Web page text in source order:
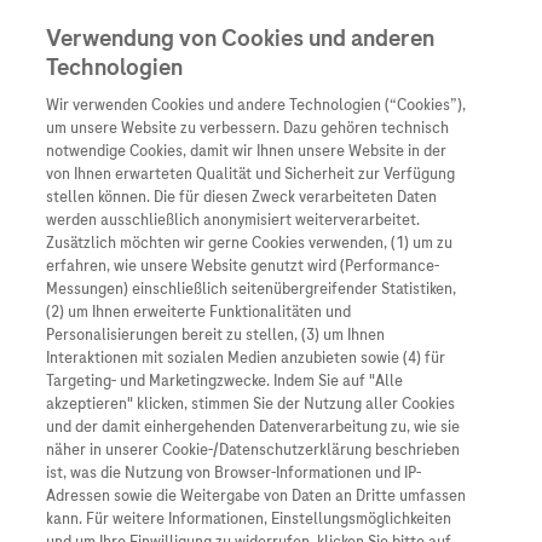
Unternehmen
Übersicht
Wer wir sind
Was uns antreibt
Unsere Standorte
Roche Stories
Events
Innovation
Übersicht
Forschung
Personalisierte
Digitalisierung
Blog Zukunftslabor
Übersicht
Unser Service für
Informationen zu
Diagnostik ist
Klinische Studien
Arzneimittel
Übersicht
Arzneimittel A-Z
Roche Pipeline
Roche Fachportal
Diagnostik
Kontakt
Presse
Karriere
Verwendung von Cookies und anderen
Technologien
Wir verwenden Cookies und andere Technologien (“Cookies”),
um unsere Website zu verbessern. Dazu gehören technisch
notwendige Cookies, damit wir Ihnen unsere Website in der
von Ihnen erwarteten Qualität und Sicherheit zur Verfügung
stellen können. Die für diesen Zweck verarbeiteten Daten
werden ausschließlich anonymisiert weiterverarbeitet.
Zusätzlich möchten wir gerne Cookies verwenden, (1) um zu
erfahren, wie unsere Website genutzt wird (Performance-
Messungen) einschließlich seitenübergreifender Statistiken,
(2) um Ihnen erweiterte Funktionalitäten und
Personalisierungen bereit zu stellen, (3) um Ihnen
Interaktionen mit sozialen Medien anzubieten sowie (4) für
Targeting- und Marketingzwecke. Indem Sie auf "Alle
akzeptieren" klicken, stimmen Sie der Nutzung aller Cookies
und der damit einhergehenden Datenverarbeitung zu, wie sie
näher in unserer Cookie-/Datenschutzerklärung beschrieben
ist, was die Nutzung von Browser-Informationen und IP-
Adressen sowie die Weitergabe von Daten an Dritte umfassen
kann. Für weitere Informationen, Einstellungsmöglichkeiten